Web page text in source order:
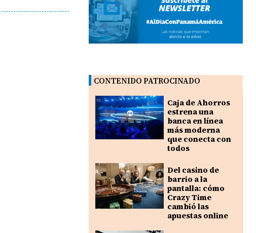
CONTENIDO PATROCINADO
Caja de Ahorros
estrena una
banca en línea
más moderna
que conecta con
todos
Del casino de
barrio a la
pantalla: cómo
Crazy Time
cambió las
apuestas online